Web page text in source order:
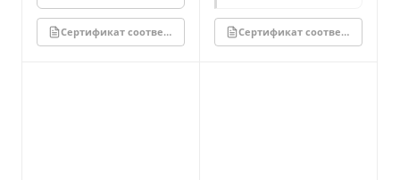
Сертификат соответствия Сертификат соответствия